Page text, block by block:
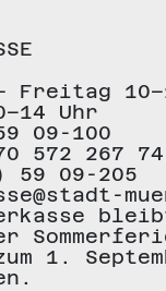
Freitag
Uhr
09-100
572 267 74
59 09-205
1.